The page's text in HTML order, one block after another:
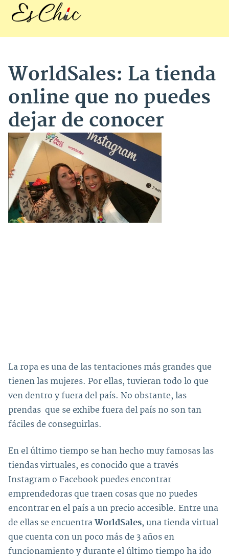
WorldSales: La tienda
online que no puedes
dejar de conocer
La ropa es una de las tentaciones más grandes que
tienen las mujeres. Por ellas, tuvieran todo lo que
ven dentro y fuera del país. No obstante, las
prendas que se exhibe fuera del país no son tan
fáciles de conseguirlas.
En el último tiempo se han hecho muy famosas las
tiendas virtuales, es conocido que a través
Instagram o Facebook puedes encontrar
emprendedoras que traen cosas que no puedes
encontrar en el país a un precio accesible. Entre una
de ellas se encuentra WorldSales, una tienda virtual
que cuenta con un poco más de 3 años en
funcionamiento y durante el último tiempo ha ido